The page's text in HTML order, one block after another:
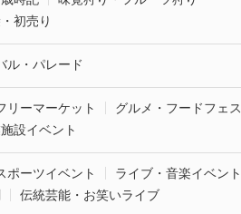
初売り
ル・パレード
リーマーケット
グルメ・フードフェス
設イベント
ポーツイベント
ライブ・音楽イベント
伝統芸能・お笑いライブ